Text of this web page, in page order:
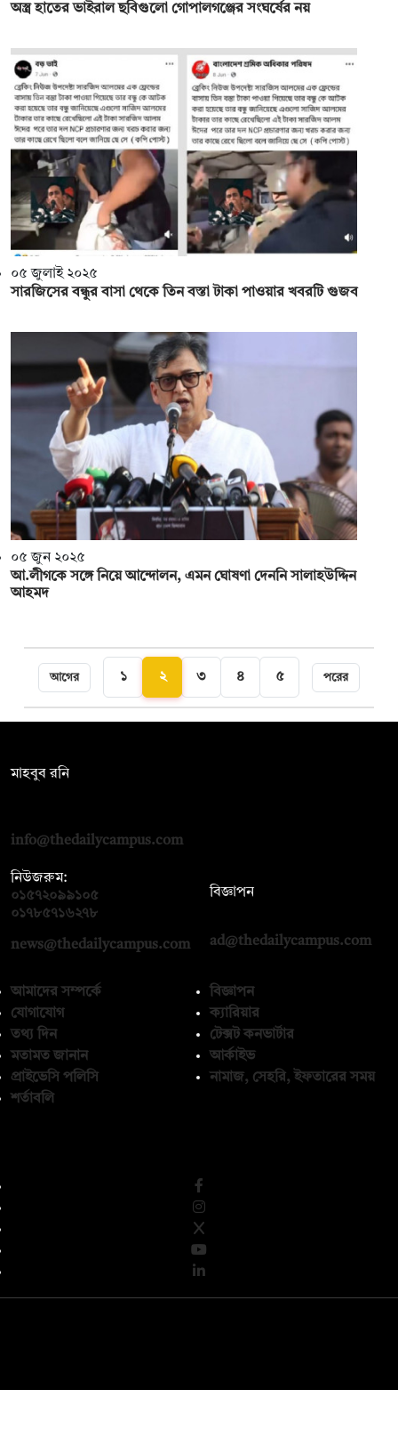
অস্ত্র হাতের ভাইরাল ছবিগুলো গোপালগঞ্জের সংঘর্ষের নয়
০৫ জুলাই ২০২৫
সারজিসের বন্ধুর বাসা থেকে তিন বস্তা টাকা পাওয়ার খবরটি ‍গুজব
০৫ জুন ২০২৫
আ.লীগকে সঙ্গে নিয়ে আন্দোলন, এমন ঘোষণা দেননি সালাহউদ্দিন
আহমদ
আগের ১ ২ ৩ ৪ ৫ পরের
মাহবুব রনি
info@thedailycampus.com
নিউজরুম:
০১৫৭২০৯৯১০৫
০১৭৮৫৭১৬২৭৮
news@thedailycampus.com
বিজ্ঞাপন
ad@thedailycampus.com
আমাদের সম্পর্কে
যোগাযোগ
তথ্য দিন
মতামত জানান
প্রাইভেসি পলিসি
শর্তাবলি
বিজ্ঞাপন
ক্যারিয়ার
টেক্সট কনভার্টার
আর্কাইভ
নামাজ, সেহরি, ইফতারের সময়